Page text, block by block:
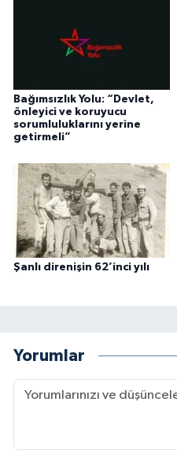
Bağımsızlık Yolu: “Devlet,
önleyici ve koruyucu
sorumluluklarını yerine
getirmeli”
Şanlı direnişin 62’inci yılı
Yorumlar